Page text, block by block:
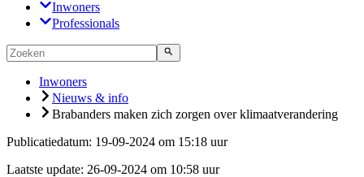
Inwoners
Professionals
Inwoners
Nieuws & info
Brabanders maken zich zorgen over klimaatverandering
Publicatiedatum: 19-09-2024 om 15:18 uur
Laatste update: 26-09-2024 om 10:58 uur